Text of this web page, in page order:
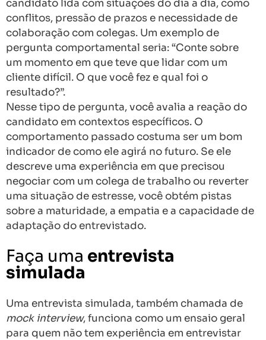
candidato lida com situações do dia a dia, como
conflitos, pressão de prazos e necessidade de
colaboração com colegas. Um exemplo de
pergunta comportamental seria: “Conte sobre
um momento em que teve que lidar com um
cliente difícil. O que você fez e qual foi o
resultado?”.
Nesse tipo de pergunta, você avalia a reação do
candidato em contextos específicos. O
comportamento passado costuma ser um bom
indicador de como ele agirá no futuro. Se ele
descreve uma experiência em que precisou
negociar com um colega de trabalho ou reverter
uma situação de estresse, você obtém pistas
sobre a maturidade, a empatia e a capacidade de
adaptação do entrevistado.
Faça uma entrevista
simulada
Uma entrevista simulada, também chamada de
mock interview, funciona como um ensaio geral
para quem não tem experiência em entrevistar